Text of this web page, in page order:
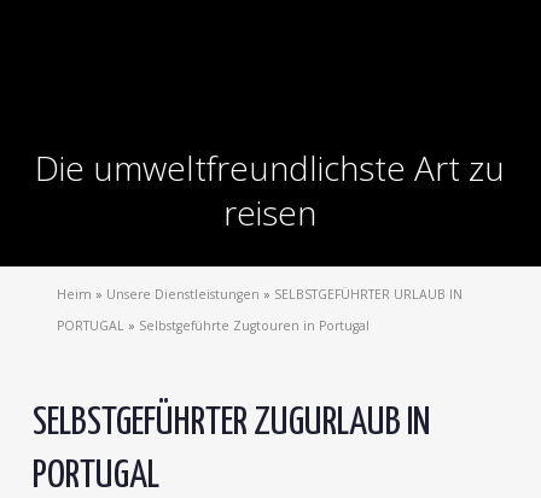
Die umweltfreundlichste Art zu
reisen
Heim » Unsere Dienstleistungen » SELBSTGEFÜHRTER URLAUB IN
PORTUGAL» Selbstgeführte Zugtouren in Portugal
SELBSTGEFÜHRTER ZUGURLAUB IN
PORTUGAL